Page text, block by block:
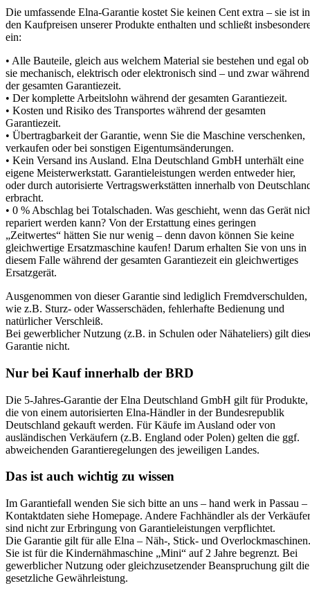
Die umfassende Elna-Garantie kostet Sie keinen Cent extra – sie ist in
den Kaufpreisen unserer Produkte enthalten und schließt
ein:
• Alle Bauteile, gleich aus welchem Material sie bestehen und egal ob
sie mechanisch, elektrisch oder elektronisch sind – und zwar während
der gesamten Garantiezeit.
• Der komplette Arbeitslohn während der gesamten Garantiezeit.
• Kosten und Risiko des Transportes während der gesamten
Garantiezeit.
• Übertragbarkeit der Garantie, wenn Sie die Maschine verschenken,
verkaufen oder bei sonstigen Eigentumsänderungen.
• Kein Versand ins Ausland. Elna Deutschland GmbH unterhält eine
eigene Meisterwerkstatt. Garantieleistungen werden entweder hier,
oder durch autorisierte Vertragswerkstätten innerhalb von
erbracht.
• 0 % Abschlag bei Totalschaden. Was geschieht, wenn das Gerät
repariert werden kann? Von der Erstattung eines geringen
„Zeitwertes“ hätten Sie nur wenig – denn davon können Sie keine
gleichwertige Ersatzmaschine kaufen! Darum erhalten Sie von uns in
diesem Falle während der gesamten Garantiezeit ein gleichwertiges
Ersatzgerät.
Ausgenommen von dieser Garantie sind lediglich Fremdverschulden,
wie z.B. Sturz- oder Wasserschäden, fehlerhafte Bedienung und
natürlicher Verschleiß.
Bei gewerblicher Nutzung (z.B. in Schulen oder Nähateliers) gilt
Garantie nicht.
Nur bei Kauf innerhalb der BRD
Die 5-Jahres-Garantie der Elna Deutschland GmbH gilt für Produkte,
die von einem autorisierten Elna-Händler in der Bundesrepublik
Deutschland gekauft werden. Für Käufe im Ausland oder von
ausländischen Verkäufern (z.B. England oder Polen) gelten die ggf.
abweichenden Garantieregelungen des jeweiligen Landes.
Das ist auch wichtig zu wissen
Im Garantiefall wenden Sie sich bitte an uns – hand werk in Passau –
Kontaktdaten siehe Homepage. Andere Fachhändler als der Verkäufer
sind nicht zur Erbringung von Garantieleistungen verpflichtet.
Die Garantie gilt für alle Elna – Näh-, Stick- und Overlockmaschinen.
Sie ist für die Kindernähmaschine „Mini“ auf 2 Jahre begrenzt. Bei
gewerblicher Nutzung oder gleichzusetzender Beanspruchung gilt die
gesetzliche Gewährleistung.